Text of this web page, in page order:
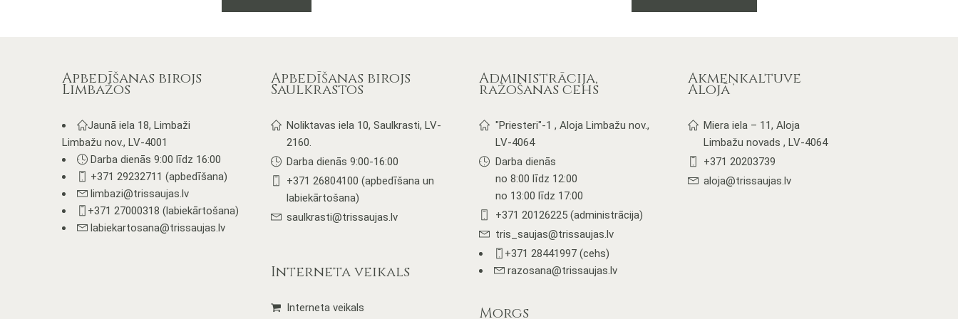
has
options
may
on
product
page
Apbedīšanas birojs
Limbažos
Jaunā iela 18, Limbaži
Limbažu nov., LV-4001
Darba dienās 9:00 līdz 16:00
+371 29232711 (apbedīšana)
limbazi@trissaujas.lv
+371 27000318 (labiekārtošana)
labiekartosana@trissaujas.lv
Apbedīšanas birojs
Saulkrastos
Noliktavas iela 10, Saulkrasti, LV-
2160.
Darba dienās 9:00-16:00
+371 26804100 (apbedīšana un
labiekārtošana)
saulkrasti@trissaujas.lv
Interneta veikals
Interneta veikals
Administrācija,
ražošanas cehs
"Priesteri"-1 , Aloja Limbažu nov.,
LV-4064
Darba dienās
no 8:00 līdz 12:00
no 13:00 līdz 17:00
+371 20126225 (administrācija)
tris_saujas@trissaujas.lv
+371 28441997 (cehs)
razosana@trissaujas.lv
Morgs
Akmeņkaltuve
Alojā
Miera iela – 11, Aloja
Limbažu novads , LV-4064
+371 20203739
aloja@trissaujas.lv